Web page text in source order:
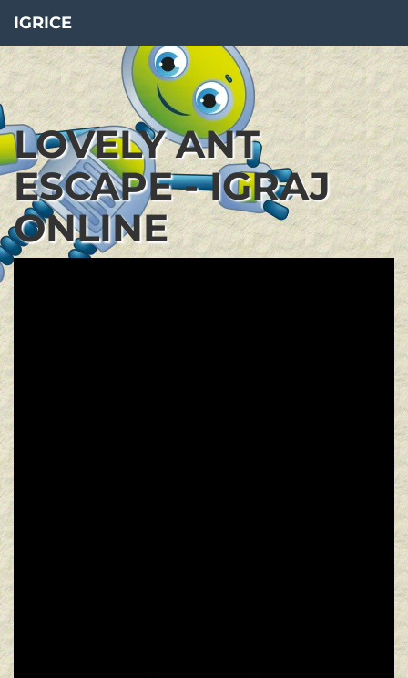
IGRICE
LOVELY ANT
ESCAPE - IGRAJ
ONLINE